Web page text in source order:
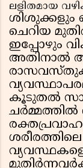
ലളിതമായ
ശിശുക്കളും
ചെറിയ
ഇപ്പോഴും
അതിനാൽ
കൂടുതൽ